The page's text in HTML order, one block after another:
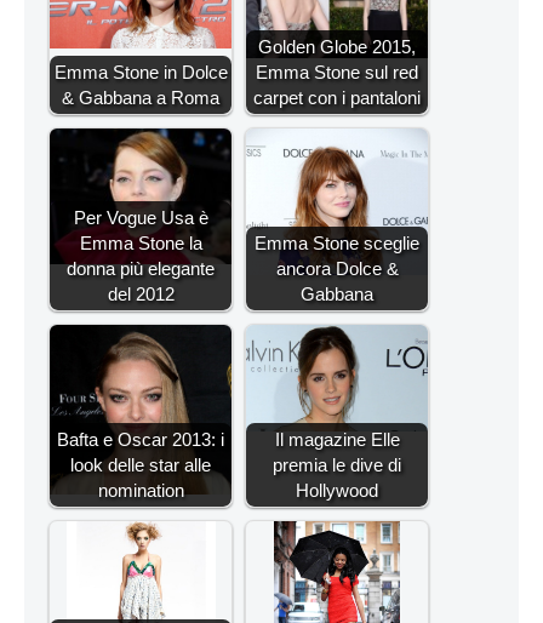
Emma Stone in Dolce
& Gabbana a Roma
Golden Globe 2015,
Emma Stone sul red
carpet con i pantaloni
Per Vogue Usa è
Emma Stone la
donna più elegante
del 2012
Emma Stone sceglie
ancora Dolce &
Gabbana
Bafta e Oscar 2013: i
look delle star alle
nomination
Il magazine Elle
premia le dive di
Hollywood